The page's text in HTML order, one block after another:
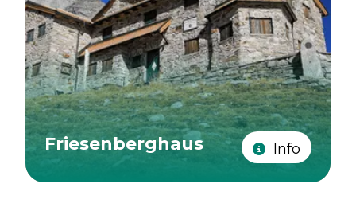
Friesenberghaus Info